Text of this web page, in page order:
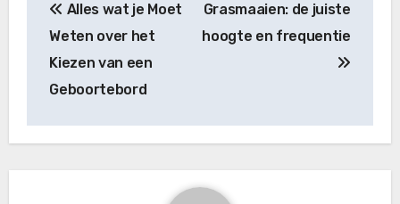
navigatie
Alles wat je Moet
Weten over het
Kiezen van een
Geboortebord
Grasmaaien: de juiste
hoogte en frequentie